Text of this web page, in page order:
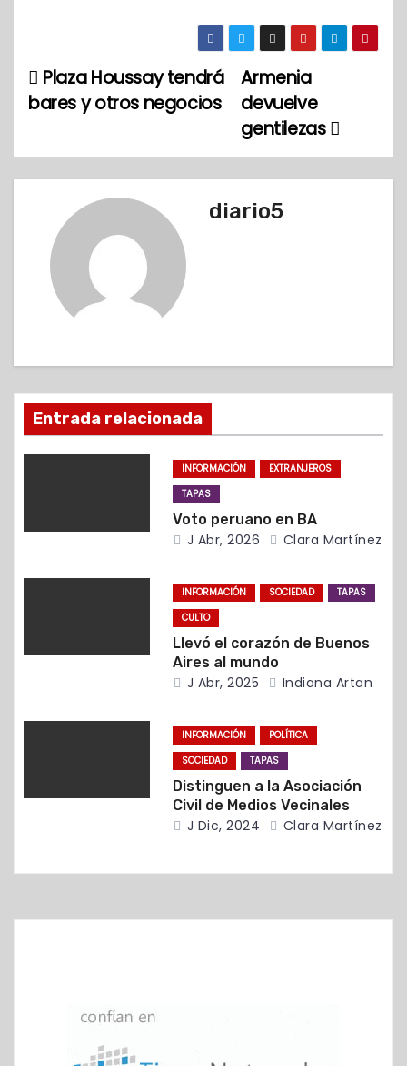
N
v
ó
n
e
n
r
Armenia
devuelve
gentilezas
Plaza Houssay tendrá
bares y otros negocios
diario5
Entrada relacionada
INFORMACIÓN
EXTRANJEROS
TAPAS
Voto peruano en BA
J Abr, 2026 Clara Martínez
INFORMACIÓN SOCIEDAD
TAPAS
CULTO
Llevó el corazón de Buenos
Aires al mundo
J Abr, 2025 Indiana Artan
INFORMACIÓN
POLÍTICA
SOCIEDAD
TAPAS
Distinguen a la Asociación
Civil de Medios Vecinales
J Dic, 2024 Clara Martínez